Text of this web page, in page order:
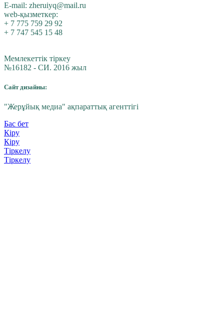
E-mail: zheruiyq@mail.ru
web-қызметкер:
+ 7 775 759 29 92
+ 7 747 545 15 48
Мемлекеттік тіркеу
№16182 - СИ. 2016 жыл
Сайт дизайны:
"Жерұйық медиа" ақпараттық агенттігі
Бас бет
Кіру
Кіру
Тіркелу
Тіркелу